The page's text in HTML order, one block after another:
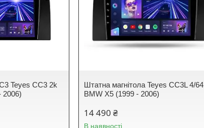
Teyes CC3 2k
2006)
Штатна магнітола Teyes CC3L 4/64
BMW X5 (1999 - 2006)
14 490 ₴
В наявності